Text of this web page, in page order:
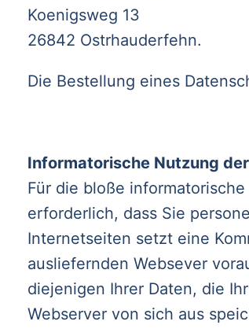
Koenigsweg 13
26842 Ostrhauderfehn.
Die Bestellung eines
Informatorische Nutzung
Für die bloße
erforderlich, dass Sie
Internetseiten setzt eine
ausliefernden Websever
diejenigen Ihrer Daten, die
Webserver von sich aus